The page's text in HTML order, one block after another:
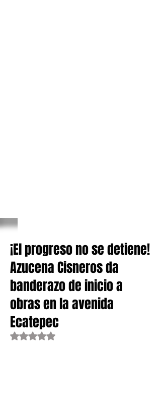
¡El progreso no se detiene!
Azucena Cisneros da
banderazo de inicio a
obras en la avenida
Ecatepec
Obtuvo NaN de 5 estrellas.